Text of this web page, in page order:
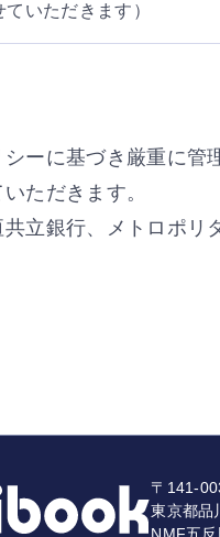
いただきます）
ーに基づき厳重に管
ただきます。
立銀行、メトロポリ
〒141-
東京都品